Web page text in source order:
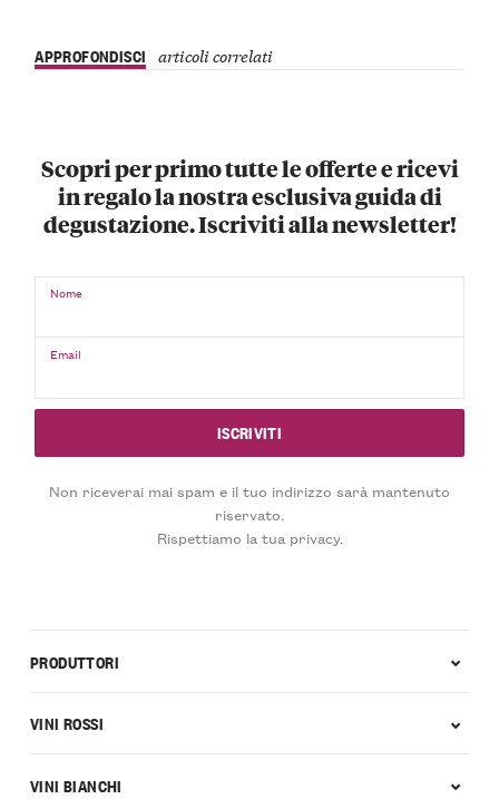
APPROFONDISCI articoli correlati
Scopri per primo tutte le offerte e ricevi
in regalo la nostra esclusiva guida di
degustazione. Iscriviti alla newsletter!
Nome
Email
Non riceverai mai spam e il tuo indirizzo sarà mantenuto
riservato.
Rispettiamo la tua privacy.
PRODUTTORI
VINI ROSSI
VINI BIANCHI